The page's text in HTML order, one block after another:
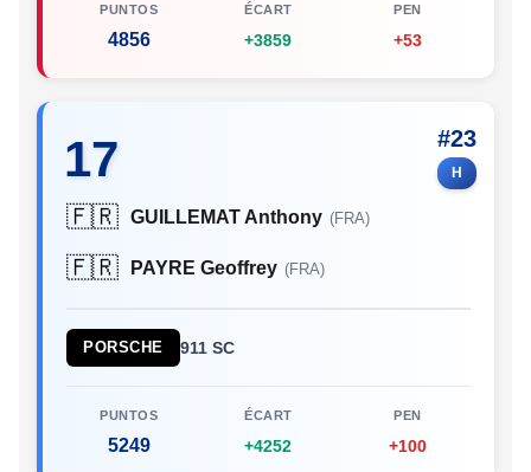
PUNTOS
4856
ÉCART
+3859
PEN
+53
17 #23
H
🇫🇷 GUILLEMAT Anthony (FRA)
🇫🇷 PAYRE Geoffrey (FRA)
PORSCHE 911 SC
PUNTOS
5249
ÉCART
+4252
PEN
+100